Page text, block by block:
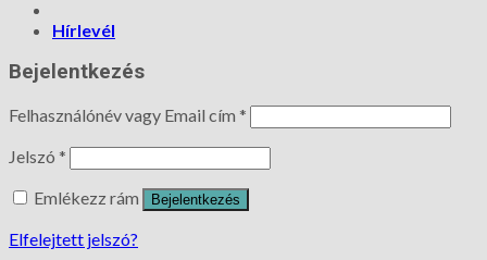
Hírlevél
Bejelentkezés
Felhasználónév vagy Email cím *
Jelszó *
Emlékezz rám
Bejelentkezés
Elfelejtett jelszó?